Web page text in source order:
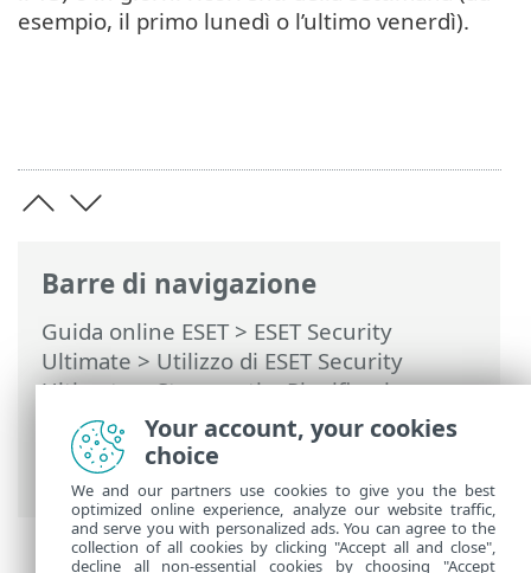
Barre di navigazione
Guida online ESET> ESET Security
Ultimate>Utilizzo di ESET Security
Ultimate>Strumenti>Pianificazione
attività> Finestre di dialogo:
pianificazione attività > Frequenza
attività: mensile
esempio, il primo lunedì o l’ultimo venerdì).
Your account, your cookies
choice
We and our partners use cookies to give you the best
optimized online experience, analyze our website traffic,
and serve you with personalized ads. You can agree to the
collection of all cookies by clicking "Accept all and close",
decline all non-essential cookies by choosing "Accept